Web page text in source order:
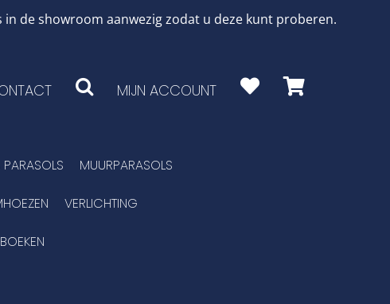
de showroom aanwezig zodat u deze kunt proberen.
MIJN ACCOUNT
MUURPARASOLS
VERLICHTING